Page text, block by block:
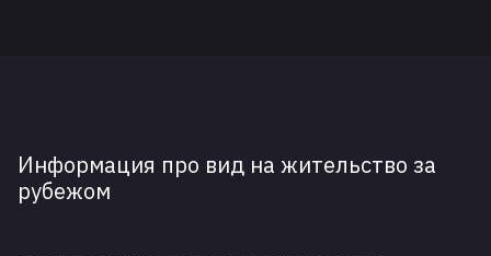
Информация про вид на жительство за
рубежом